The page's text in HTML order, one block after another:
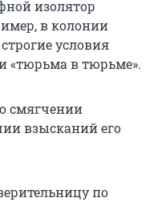
изолятор
в колонии
условия
«тюрьма в тюрьме».
смягчении
взысканий его
по